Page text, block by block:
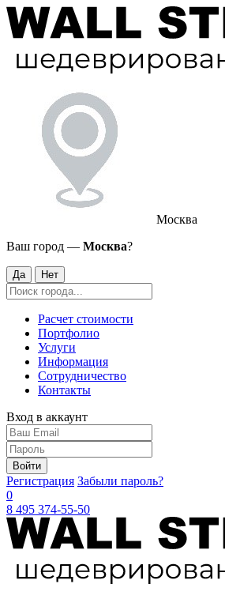
Москва
Ваш город — Москва?
Да Нет
Расчет стоимости
Портфолио
Услуги
Информация
Сотрудничество
Контакты
Вход в аккаунт
Войти
Регистрация Забыли пароль?
0
8 495 374-55-50